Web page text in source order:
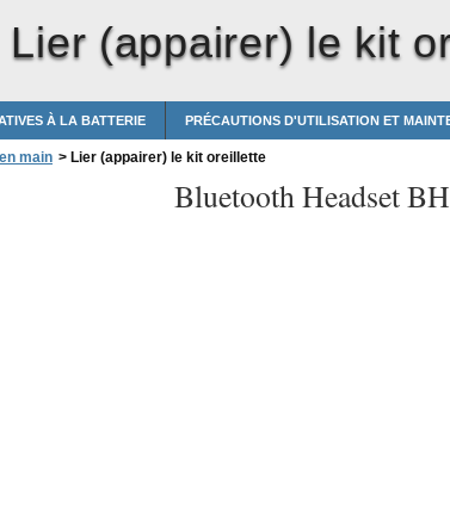
Lier (appairer) le kit
À LA BATTERIE PRÉCAUTIONS D'UTILISATION ET
main > Lier (appairer) le kit oreillette
Bluetooth Headset